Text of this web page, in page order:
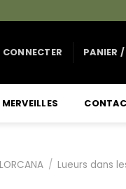
CONNECTER PANIER /
LORCANA / Lueurs dans